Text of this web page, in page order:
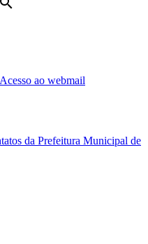
Acesso ao webmail
da Prefeitura Municipal de